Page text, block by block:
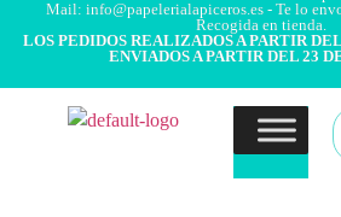
Mail: info@papelerialapiceros.es - Te lo
Recogida en tienda.
LOS PEDIDOS REALIZADOS A PARTIR
ENVIADOS A PARTIR DEL 23